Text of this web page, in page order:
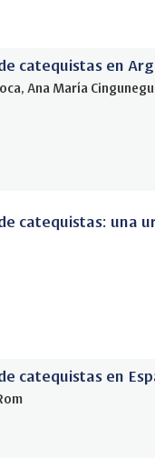
catequistas en
Ana María
catequistas: una
catequistas en